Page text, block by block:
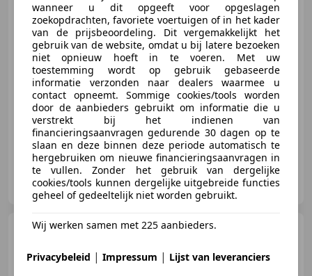
€ 32.875
02/2019 122.521 km Benzine
185 kW (252 PK)
Kallenhard B.V.
NL-4205 MZ GORINCHEM
BMW M33-serie Coupé CS -
wanneer u dit opgeeft voor opgeslagen
zoekopdrachten, favoriete voertuigen of in het kader
van de prijsbeoordeling. Dit vergemakkelijkt het
gebruik van de website, omdat u bij latere bezoeken
niet opnieuw hoeft in te voeren. Met uw
toestemming wordt op gebruik gebaseerde
informatie verzonden naar dealers waarmee u
contact opneemt. Sommige cookies/tools worden
door de aanbieders gebruikt om informatie die u
verstrekt bij het indienen van
financieringsaanvragen gedurende 30 dagen op te
slaan en deze binnen deze periode automatisch te
hergebruiken om nieuwe financieringsaanvragen in
te vullen. Zonder het gebruik van dergelijke
cookies/tools kunnen dergelijke uitgebreide functies
geheel of gedeeltelijk niet worden gebruikt.
Wij werken samen met 225 aanbieders.
Privacybeleid | Impressum | Lijst van leveranciers